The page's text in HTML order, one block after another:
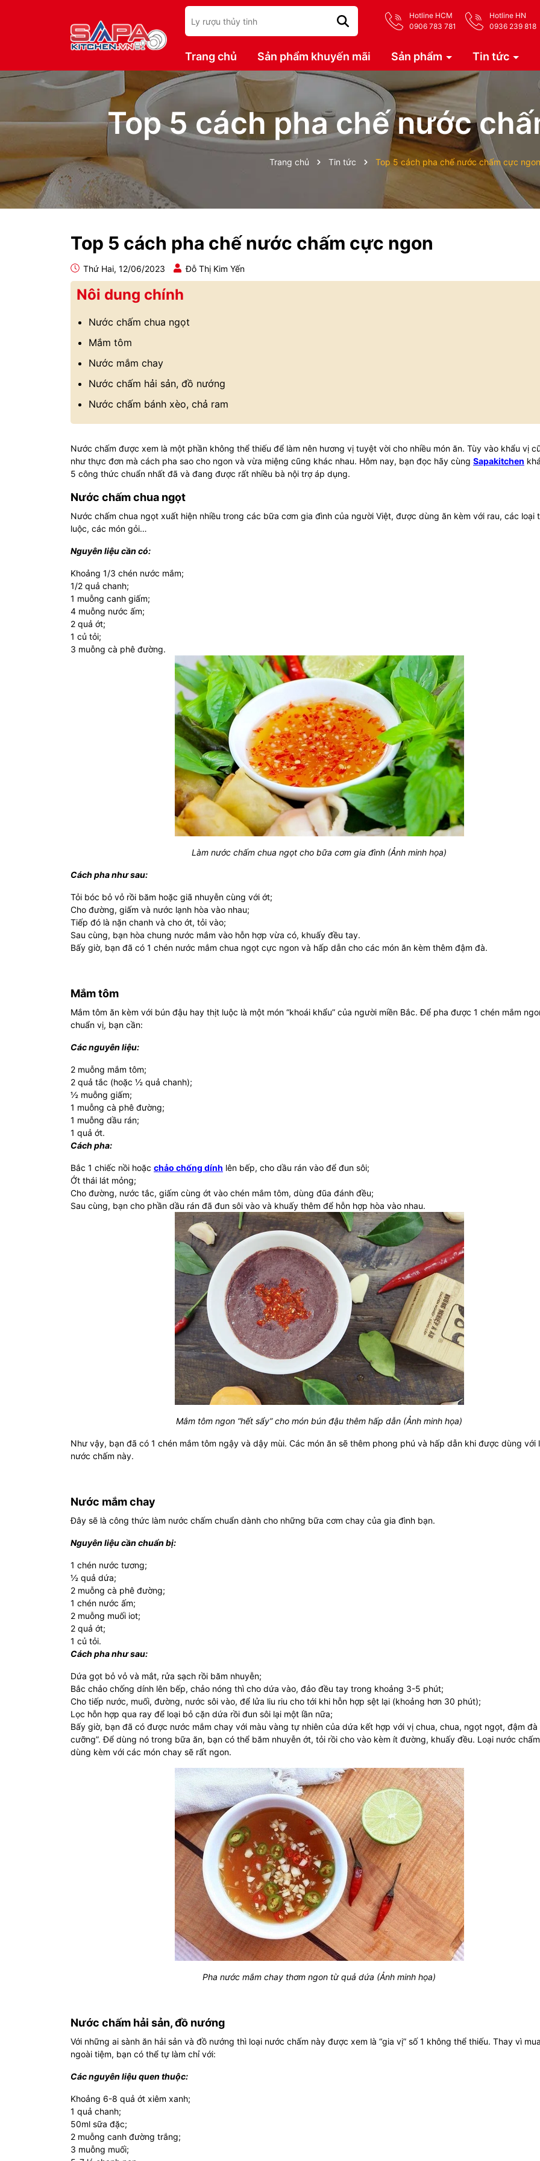
Hotline HCM
0906 783 781
Hotline HN
0936 239 818
Trang chủ Sản phẩm khuyến mãi Sản phẩm Tin tức
Top 5 cách pha chế nước
Trang chủ Tin tức Top 5 cách pha chế nước chấm cực ngon
Top 5 cách pha chế nước chấm cực ngon
Thứ Hai, 12/06/2023 Đỗ Thị Kim Yến
Nôi dung chính
Nước chấm chua ngọt
Mắm tôm
Nước mắm chay
Nước chấm hải sản, đồ nướng
Nước chấm bánh xèo, chả ram
Nước chấm được xem là một phần không thể thiếu để làm nên hương vị tuyệt vời cho nhiều món ăn. Tùy vào khẩu vị
như thực đơn mà cách pha sao cho ngon và vừa miệng cũng khác nhau. Hôm nay, bạn đọc hãy cùng Sapakitchen
5 công thức chuẩn nhất đã và đang được rất nhiều bà nội trợ áp dụng.
Nước chấm chua ngọt
Nước chấm chua ngọt xuất hiện nhiều trong các bữa cơm gia đình của người Việt, được dùng ăn kèm với rau, các loại
luộc, các món gỏi…
Nguyên liệu cần có:
Khoảng 1/3 chén nước mắm;
1/2 quả chanh;
1 muỗng canh giấm;
4 muỗng nước ấm;
2 quả ớt;
1 củ tỏi;
3 muỗng cà phê đường.
Làm nước chấm chua ngọt cho bữa cơm gia đình (Ảnh minh họa)
Cách pha như sau:
Tỏi bóc bỏ vỏ rồi băm hoặc giã nhuyễn cùng với ớt;
Cho đường, giấm và nước lạnh hòa vào nhau;
Tiếp đó là nặn chanh và cho ớt, tỏi vào;
Sau cùng, bạn hòa chung nước mắm vào hỗn hợp vừa có, khuấy đều tay.
Bấy giờ, bạn đã có 1 chén nước mắm chua ngọt cực ngon và hấp dẫn cho các món ăn kèm thêm đậm đà.
Mắm tôm
Mắm tôm ăn kèm với bún đậu hay thịt luộc là một món “khoái khẩu” của người miền Bắc. Để pha được 1 chén mắm
chuẩn vị, bạn cần:
Các nguyên liệu:
2 muỗng mắm tôm;
2 quả tắc (hoặc ½ quả chanh);
½ muỗng giấm;
1 muỗng cà phê đường;
1 muỗng dầu rán;
1 quả ớt.
Cách pha:
Bắc 1 chiếc nồi hoặc chảo chống dính lên bếp, cho dầu rán vào để đun sôi;
Ớt thái lát mỏng;
Cho đường, nước tắc, giấm cùng ớt vào chén mắm tôm, dùng đũa đánh đều;
Sau cùng, bạn cho phần dầu rán đã đun sôi vào và khuấy thêm để hỗn hợp hòa vào nhau.
Mắm tôm ngon “hết sẩy” cho món bún đậu thêm hấp dẫn (Ảnh minh họa)
Như vậy, bạn đã có 1 chén mắm tôm ngậy và dậy mùi. Các món ăn sẽ thêm phong phú và hấp dẫn khi được dùng với
nước chấm này.
Nước mắm chay
Đây sẽ là công thức làm nước chấm chuẩn dành cho những bữa cơm chay của gia đình bạn.
Nguyên liệu cần chuẩn bị:
1 chén nước tương;
½ quả dứa;
2 muỗng cà phê đường;
1 chén nước ấm;
2 muỗng muối iot;
2 quả ớt;
1 củ tỏi.
Cách pha như sau:
Dứa gọt bỏ vỏ và mắt, rửa sạch rồi băm nhuyễn;
Bắc chảo chống dính lên bếp, chảo nóng thì cho dứa vào, đảo đều tay trong khoảng 3-5 phút;
Cho tiếp nước, muối, đường, nước sôi vào, để lửa liu riu cho tới khi hỗn hợp sệt lại (khoảng hơn 30 phút);
Lọc hỗn hợp qua ray để loại bỏ cặn dứa rồi đun sôi lại một lần nữa;
Bấy giờ, bạn đã có được nước mắm chay với màu vàng tự nhiên của dứa kết hợp với vị chua, chua, ngọt ngọt, đậm đà
cưỡng”. Để dùng nó trong bữa ăn, bạn có thể băm nhuyễn ớt, tỏi rồi cho vào kèm ít đường, khuấy đều. Loại nước
dùng kèm với các món chay sẽ rất ngon.
Pha nước mắm chay thơm ngon từ quả dứa (Ảnh minh họa)
Nước chấm hải sản, đồ nướng
Với những ai sành ăn hải sản và đồ nướng thì loại nước chấm này được xem là “gia vị” số 1 không thể thiếu. Thay vì
ngoài tiệm, bạn có thể tự làm chỉ với:
Các nguyên liệu quen thuộc:
Khoảng 6-8 quả ớt xiêm xanh;
1 quả chanh;
50ml sữa đặc;
2 muỗng canh đường trắng;
3 muỗng muối;